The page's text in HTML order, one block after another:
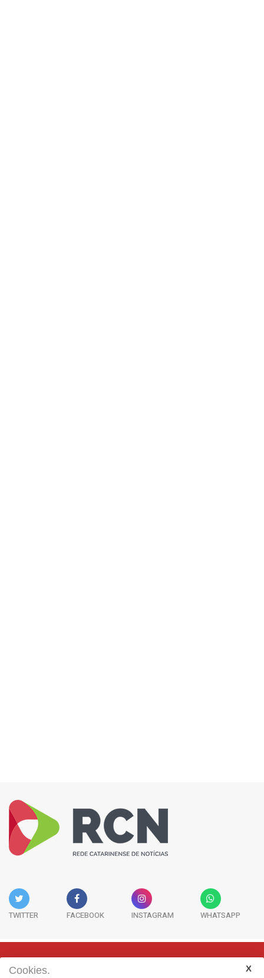
TWITTER FACEBOOK INSTAGRAM WHATSAPP
Rua Adolfo Melo, 38 - Sala 902 - Centro | Florianópolis-SC | CEP:
Cookies.